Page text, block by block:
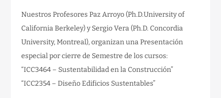
Nuestros Profesores Paz Arroyo (Ph.D.University of
California Berkeley) y Sergio Vera (Ph.D. Concordia
University, Montreal), organizan una Presentación
especial por cierre de Semestre de los cursos:
“ICC3464 – Sustentabilidad en la Construcción”
“ICC2354 – Diseño Edificios Sustentables”